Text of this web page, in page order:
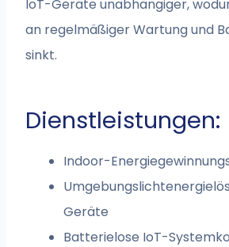
IoT-Geräte unabhängiger,
an regelmäßiger Wartung und
sinkt.
Dienstleistungen:
Indoor-
Geräte
Batterielose IoT-